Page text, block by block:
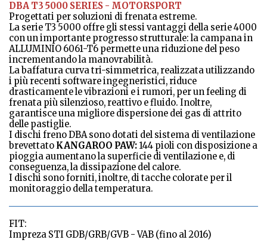
DBA T3 5000 SERIES - MOTORSPORT
Progettati per soluzioni di frenata estreme.
La serie T3 5000 offre gli stessi vantaggi della serie 4000
con un importante progresso strutturale: la campana in
ALLUMINIO 6061-T6 permette una riduzione del peso
incrementando la manovrabilità.
La baffatura curva tri-simmetrica, realizzata utilizzando
i più recenti software ingegneristici, riduce
drasticamente le vibrazioni e i rumori, per un feeling di
frenata più silenzioso, reattivo e fluido. Inoltre,
garantisce una migliore dispersione dei gas di attrito
delle pastiglie.
I dischi freno DBA sono dotati del sistema di ventilazione
brevettato KANGAROO PAW:144 pioli con disposizione a
pioggia aumentano la superficie di ventilazione e, di
conseguenza, la dissipazione del calore.
I dischi sono forniti, inoltre, di tacche colorate per il
monitoraggio della temperatura.
FIT:
Impreza STI GDB/GRB/GVB - VAB (fino al 2016)